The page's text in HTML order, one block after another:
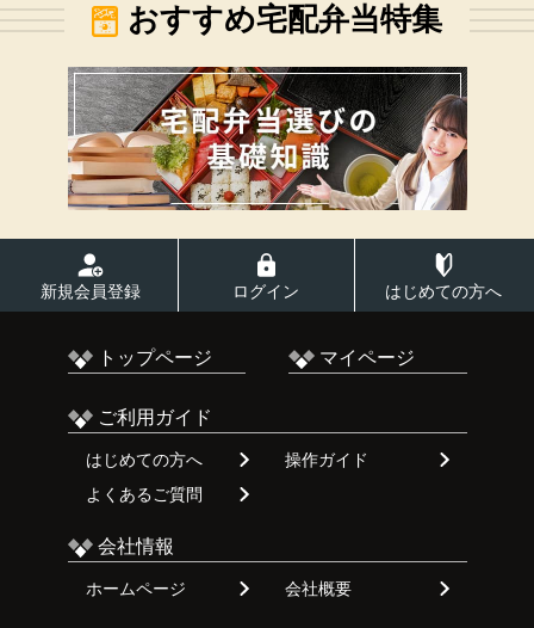
おすすめ宅配弁当特集
新規会員登録 ログイン はじめての方へ
トップページ マイページ
ご利用ガイド
はじめての方へ
操作ガイド
よくあるご質問
会社情報
ホームページ 会社概要